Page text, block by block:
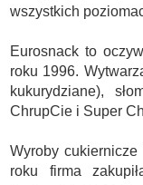
wszystkich
Eurosnack to
roku 1996.
kukurydziane),
ChrupCie i Super
Wyroby
roku firma